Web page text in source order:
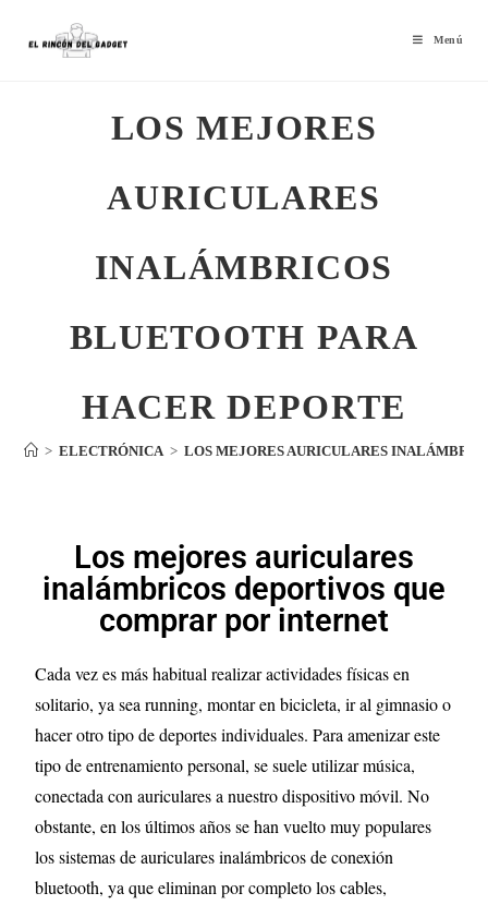
Menú
LOS MEJORES
AURICULARES
INALÁMBRICOS
BLUETOOTH PARA
HACER DEPORTE
> ELECTRÓNICA > LOS MEJORES AURICULARES
Los mejores auriculares
inalámbricos deportivos que
comprar por internet
Cada vez es más habitual realizar actividades físicas en
solitario, ya sea running, montar en bicicleta, ir al gimnasio o
hacer otro tipo de deportes individuales. Para amenizar este
tipo de entrenamiento personal, se suele utilizar música,
conectada con auriculares a nuestro dispositivo móvil. No
obstante, en los últimos años se han vuelto muy populares
los sistemas de auriculares inalámbricos de conexión
bluetooth, ya que eliminan por completo los cables,